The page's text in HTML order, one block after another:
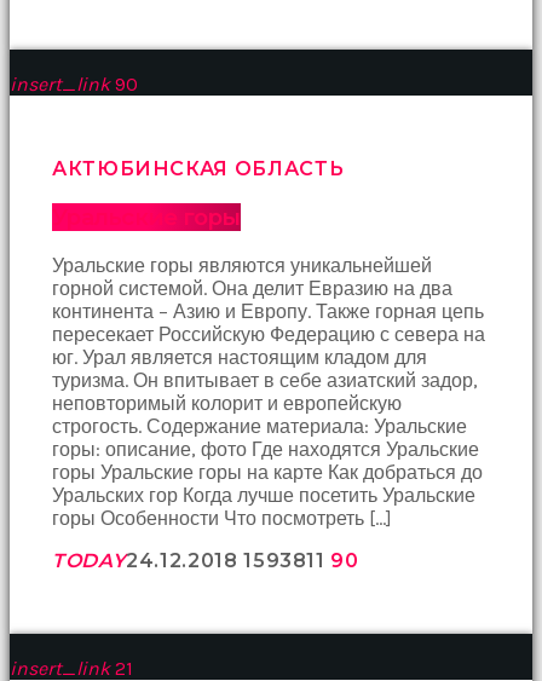
insert_link 90
АКТЮБИНСКАЯ ОБЛАСТЬ
Уральские горы
Уральские горы являются уникальнейшей
горной системой. Она делит Евразию на два
континента – Азию и Европу. Также горная цепь
пересекает Российскую Федерацию с севера на
юг. Урал является настоящим кладом для
туризма. Он впитывает в себе азиатский задор,
неповторимый колорит и европейскую
строгость. Содержание материала: Уральские
горы: описание, фото Где находятся Уральские
горы Уральские горы на карте Как добраться до
Уральских гор Когда лучше посетить Уральские
горы Особенности Что посмотреть […]
TODAY24.12.2018 1593811 90
insert_link 21